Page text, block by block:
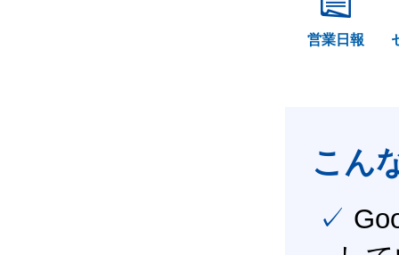
営業日報
こん
✓ Google Workspace（旧G Suite） を社内で導入